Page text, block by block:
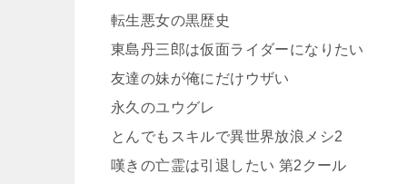
転生悪女の黒歴史
東島丹三郎は仮面ライダーになりたい
友達の妹が俺にだけウザい
永久のユウグレ
とんでもスキルで異世界放浪メシ2
嘆きの亡霊は引退したい 第2クール